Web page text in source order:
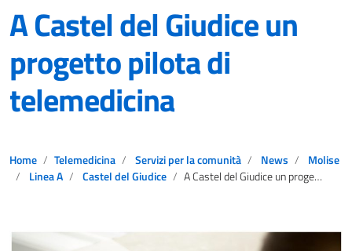
A Castel del Giudice un
progetto pilota di
telemedicina
Home Telemedicina Servizi per la comunità News
Molise
Linea A
Castel del Giudice A Castel del Giudice un progetto pilota di telemedicina